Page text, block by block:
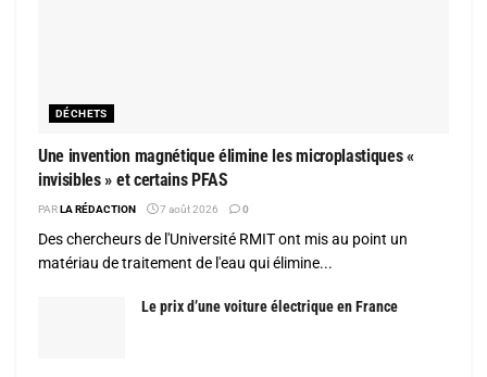
DÉCHETS
Une invention magnétique élimine les microplastiques «
invisibles » et certains PFAS
PARLA RÉDACTION 7 août 2026 0
Des chercheurs de l'Université RMIT ont mis au point un
matériau de traitement de l'eau qui élimine...
Le prix d’une voiture électrique en France